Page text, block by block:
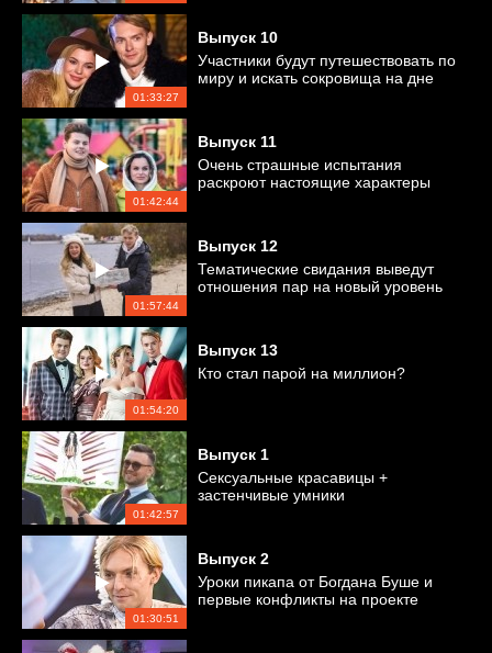
01:33:27
Выпуск 10
Участники будут путешествовать по
миру и искать сокровища на дне
01:42:44
Выпуск 11
Очень страшные испытания
раскроют настоящие характеры
01:57:44
Выпуск 12
Тематические свидания выведут
отношения пар на новый уровень
01:54:20
Выпуск 13
Кто стал парой на миллион?
01:42:57
Выпуск 1
Сексуальные красавицы +
застенчивые умники
01:30:51
Выпуск 2
Уроки пикапа от Богдана Буше и
первые конфликты на проекте